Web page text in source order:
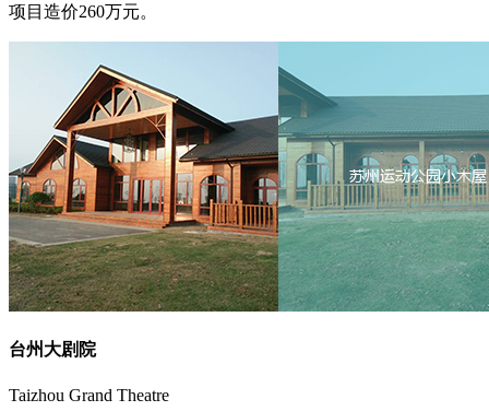
项目造价260万元。
台州大剧院
Taizhou Grand Theatre